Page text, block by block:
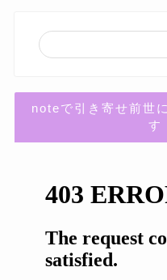
noteで引き寄せ前世
す